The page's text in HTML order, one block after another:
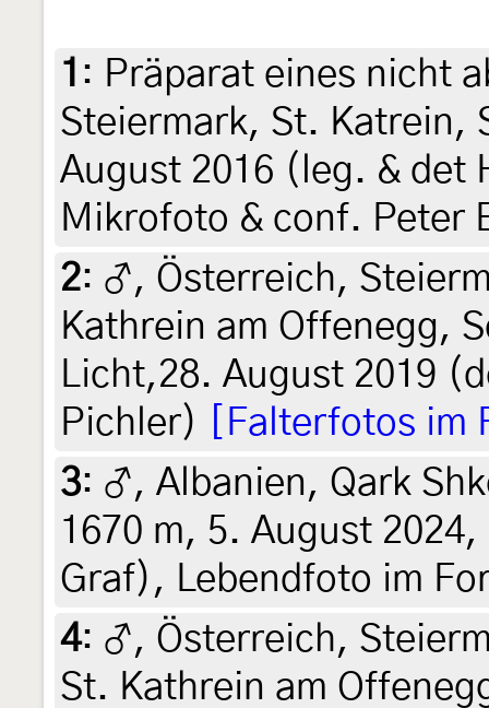
1 : Präparat eines nicht
Steiermark, St. Katrein,
August 2016 (leg. & det
Mikrofoto & conf. Peter
2: ♂, Österreich,
Kathrein am Offenegg,
Licht,28. August 2019
Pichler)
[Falterfotos im
3: ♂, Albanien, Qark
1670 m, 5. August
Graf), Lebendfoto im
4: ♂, Österreich,
St. Kathrein am